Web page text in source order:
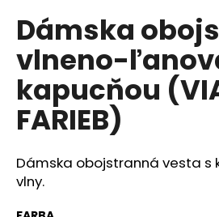
Dámska
vlneno-
kapucňou
FARIEB)
Dámska obojstranná vesta s
vlny.
o
r
ú
č
a
m
e
DÁMSKA
ĽANOVÁ